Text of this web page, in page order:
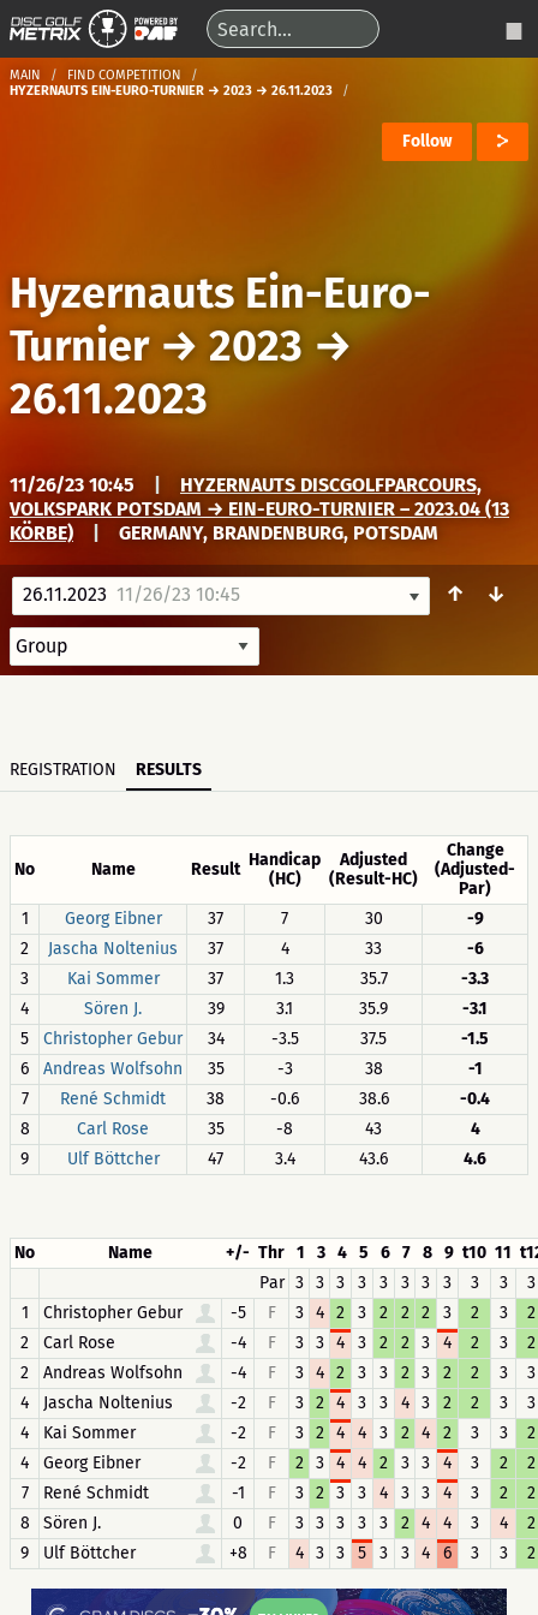
MAIN
FIND COMPETITION
HYZERNAUTS EIN-EURO-TURNIER → 2023 → 26.11.2023
Follow
Hyzernauts Ein-Euro-
Turnier→ 2023 →
26.11.2023
11/26/23 10:45
HYZERNAUTS DISCGOLFPARCOURS,
VOLKSPARK POTSDAM → EIN-EURO-TURNIER – 2023.04 (13
KÖRBE)
GERMANY, BRANDENBURG, POTSDAM
26.11.2023 11/26/23 10:45 ↑ ↓
REGISTRATION RESULTS
No Name Result Handicap
(HC)
Adjusted
(Result-HC)
Change
(Adjusted-
Par)
1
Georg Eibner 37 7 30
-9
2
Jascha Noltenius 37 4 33
-6
3
Kai Sommer 37 1.3 35.7
-3.3
4
Sören J. 39 3.1 35.9
-3.1
5
Christopher Gebur 34 -3.5 37.5
-1.5
6
Andreas Wolfsohn 35 -3 38
-1
7
René Schmidt 38 -0.6 38.6
-0.4
8
Carl Rose 35 -8 43
4
9
Ulf Böttcher 47 3.4 43.6 4.6
No Name +/- Thr 1 3 4 5 6 7 8 9 t10 11
Par 3 3 3 3 3 3 3 3 3 3
3
1
Christopher Gebur -5 F 3 4 2 3 2 2 2 3 2 3
2
2
Carl Rose -4 F 3 3 4 3 2 2 3 4 2 3
2
2
Andreas Wolfsohn -4 F 3 4 2 3 3 2 3 2 2 3
3
4
Jascha Noltenius -2 F 3 2 4 3 3 4 3 2 2 3
3
4
Kai Sommer -2 F 3 2 4 4 3 2 4 2 3 3
2
4
Georg Eibner -2 F 2 3 4 4 2 3 3 4 3 2
2
7
René Schmidt -1 F 3 2 3 3 4 3 3 4 3 2
2
8
Sören J. 0 F 3 3 3 3 3 2 4 4 3 4
2
9
Ulf Böttcher +8 F 4 3 3 5 3 3 4 6 3 3 2